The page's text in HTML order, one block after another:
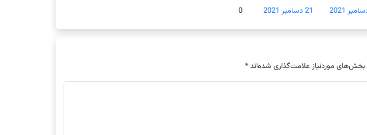
21 دسامبر 2021 0
بخش‌های موردنیاز علامت‌گذاری شده‌اند*